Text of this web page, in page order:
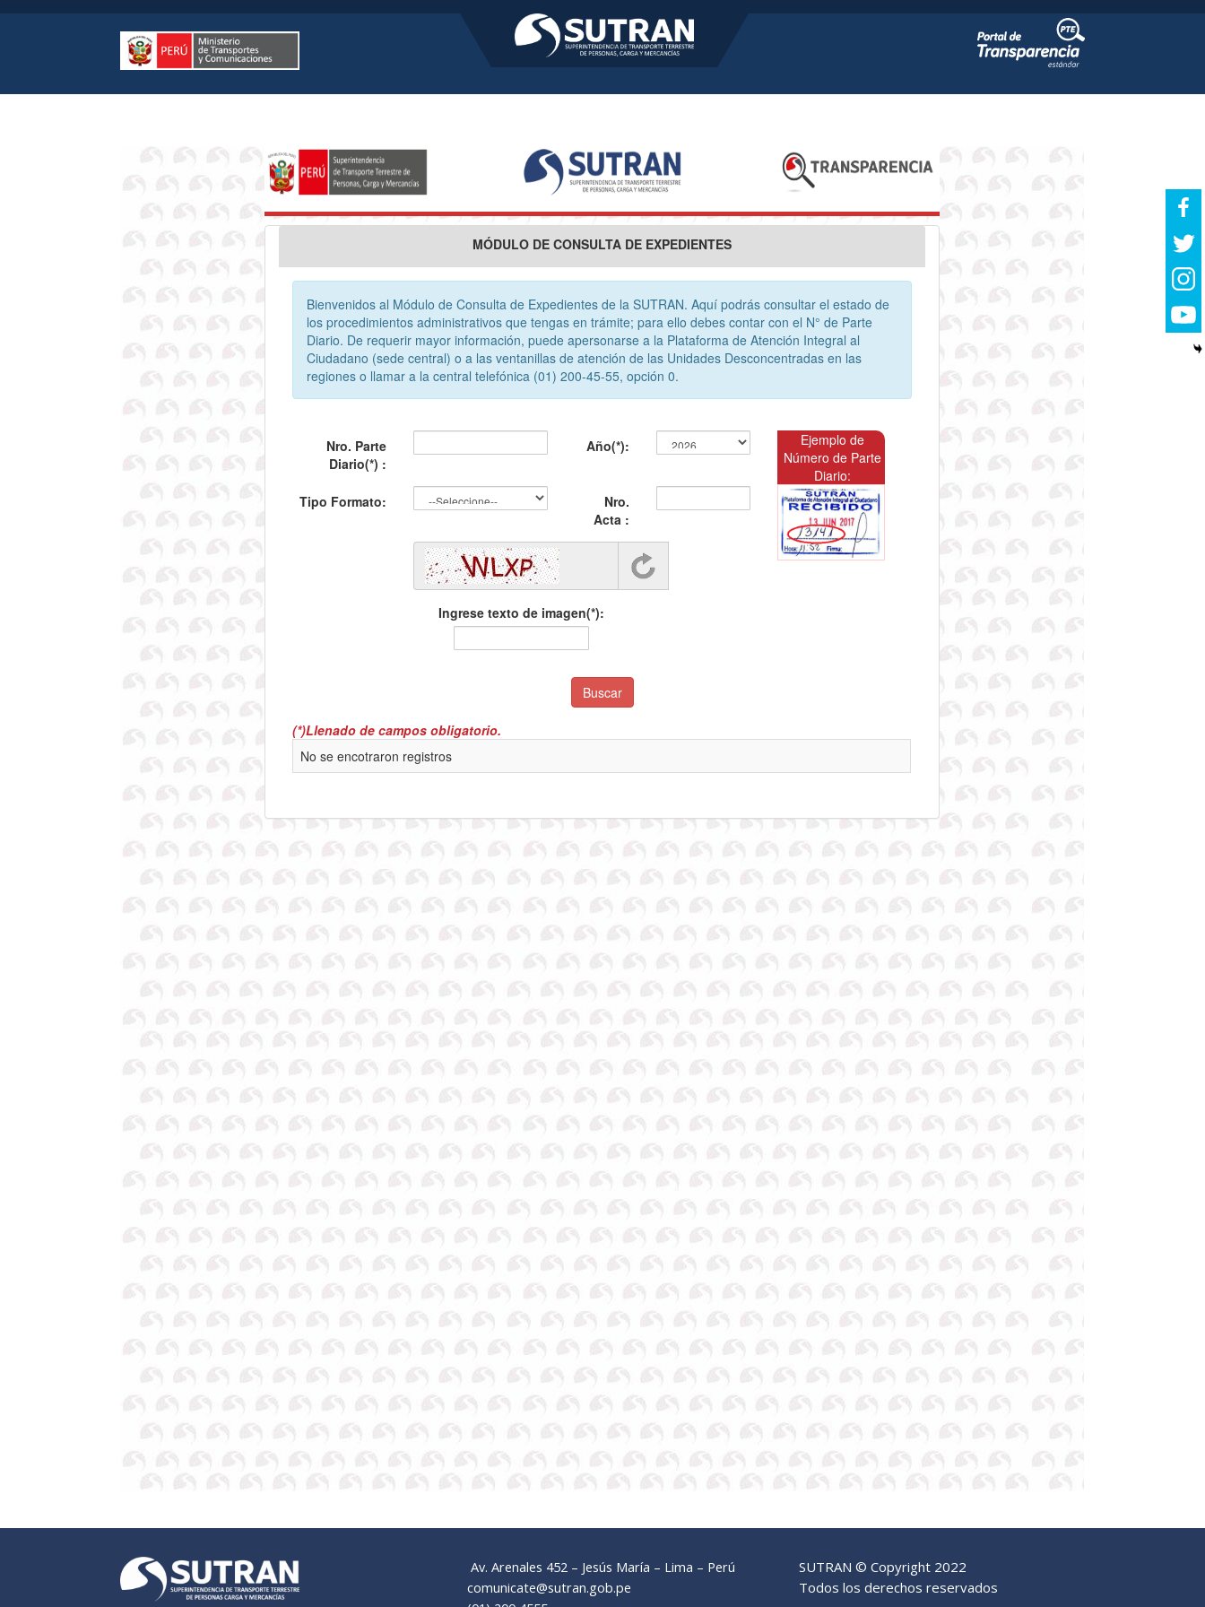
Av. Arenales 452 – Jesús María – Lima – Perú
comunicate@sutran.gob.pe
SUTRAN © Copyright 2022
Todos los derechos reservados